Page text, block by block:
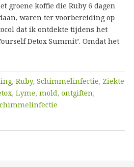
groene koffie die Ruby 6 dagen
waren ter voorbereiding op
dat ik ontdekte tijdens het
Detox Summit’. Omdat het
, Ruby, Schimmelinfectie, Ziekte
, Lyme, mold, ontgiften,